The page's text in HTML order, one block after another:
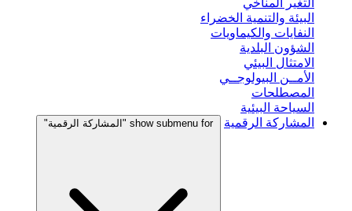
البيئة والتنمية الخضراء
النفايات والكيماويات
الشؤون البلدية
الامتثال البيئي
الأمــن البيولوجــي
المصطلحات
السياحة البيئية
المشاركة الرقمية
show submenu for "المشاركة الرقمية"